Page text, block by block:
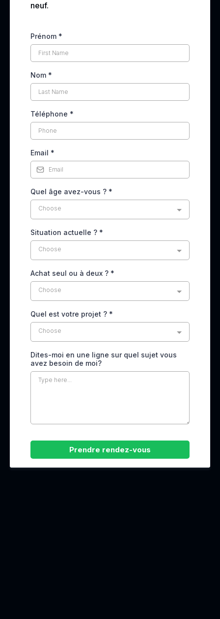
neuf.
Prénom *
Nom *
Téléphone *
Email *
Quel âge avez-vous ? *
Choose
Situation actuelle ? *
Choose
Achat seul ou à deux ? *
Choose
Quel est votre projet ? *
Choose
Dites-moi en une ligne sur quel sujet vous
avez besoin de moi?
Prendre rendez-vous